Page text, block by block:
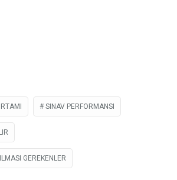
SINAV PERFORMANSI
GEREKENLER